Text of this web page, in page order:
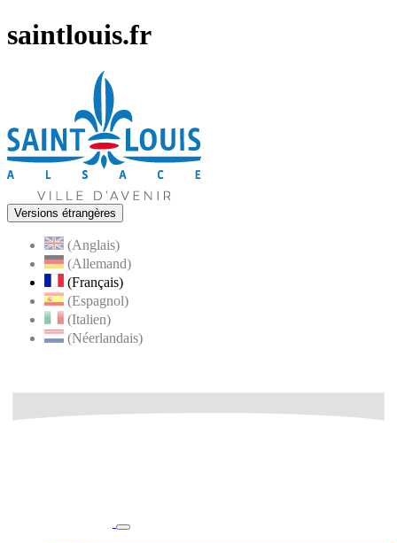
saintlouis.fr
Versions étrangères
(Anglais)
(Allemand)
(Français)
(Espagnol)
(Italien)
(Néerlandais)